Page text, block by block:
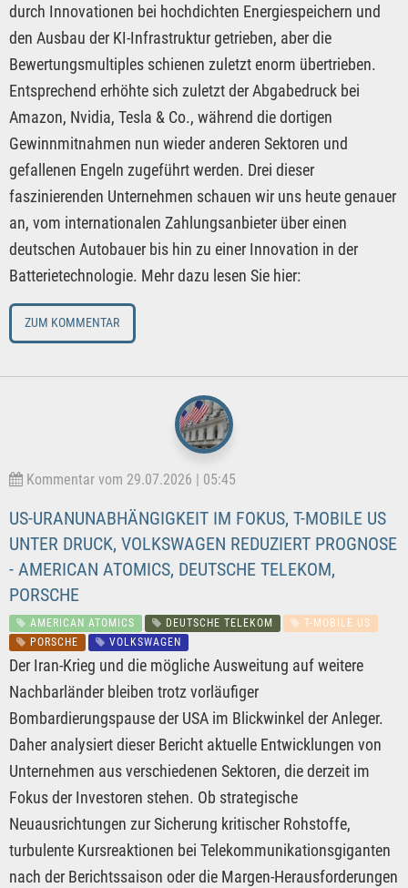
durch Innovationen bei hochdichten Energiespeichern und
den Ausbau der KI-Infrastruktur getrieben, aber die
Bewertungsmultiples schienen zuletzt enorm übertrieben.
Entsprechend erhöhte sich zuletzt der Abgabedruck bei
Amazon, Nvidia, Tesla & Co., während die dortigen
Gewinnmitnahmen nun wieder anderen Sektoren und
gefallenen Engeln zugeführt werden. Drei dieser
faszinierenden Unternehmen schauen wir uns heute genauer
an, vom internationalen Zahlungsanbieter über einen
deutschen Autobauer bis hin zu einer Innovation in der
Batterietechnologie. Mehr dazu lesen Sie hier:
ZUM KOMMENTAR
Kommentar vom 29.07.2026 | 05:45
US-URANUNABHÄNGIGKEIT IM FOKUS, T-MOBILE US
UNTER DRUCK, VOLKSWAGEN REDUZIERT PROGNOSE
- AMERICAN ATOMICS, DEUTSCHE TELEKOM,
PORSCHE
AMERICAN ATOMICS DEUTSCHE TELEKOM
T-MOBILE US
PORSCHE
VOLKSWAGEN
Der Iran-Krieg und die mögliche Ausweitung auf weitere
Nachbarländer bleiben trotz vorläufiger
Bombardierungspause der USA im Blickwinkel der Anleger.
Daher analysiert dieser Bericht aktuelle Entwicklungen von
Unternehmen aus verschiedenen Sektoren, die derzeit im
Fokus der Investoren stehen. Ob strategische
Neuausrichtungen zur Sicherung kritischer Rohstoffe,
turbulente Kursreaktionen bei Telekommunikationsgiganten
nach der Berichtssaison oder die Margen-Herausforderungen